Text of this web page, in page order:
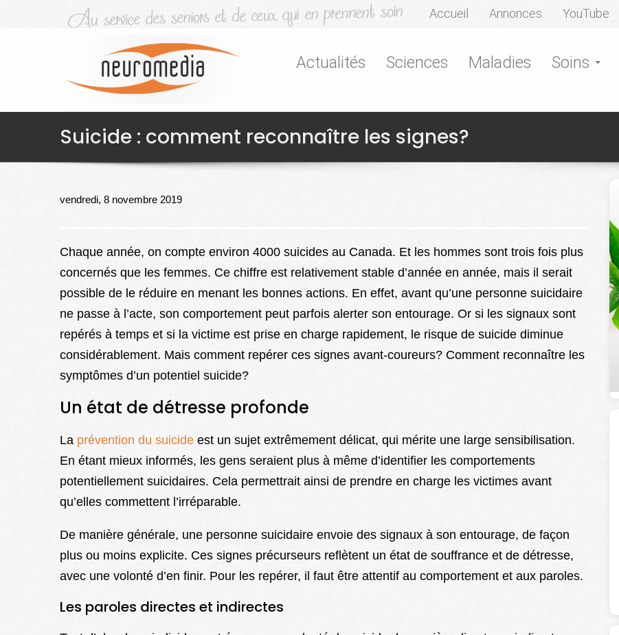
Accueil Annonces YouTube
Actualités Sciences Maladies Soins
Suicide : comment reconnaître les signes?
vendredi, 8 novembre 2019
Chaque année, on compte environ 4000 suicides au Canada. Et les hommes sont trois fois plus
concernés que les femmes. Ce chiffre est relativement stable d’année en année, mais il serait
possible de le réduire en menant les bonnes actions. En effet, avant qu’une personne suicidaire
ne passe à l’acte, son comportement peut parfois alerter son entourage. Or si les signaux sont
repérés à temps et si la victime est prise en charge rapidement, le risque de suicide diminue
considérablement. Mais comment repérer ces signes avant-coureurs? Comment reconnaître les
symptômes d’un potentiel suicide?
Un état de détresse profonde
La prévention du suicide est un sujet extrêmement délicat, qui mérite une large sensibilisation.
En étant mieux informés, les gens seraient plus à même d’identifier les comportements
potentiellement suicidaires. Cela permettrait ainsi de prendre en charge les victimes avant
qu’elles commettent l’irréparable.
De manière générale, une personne suicidaire envoie des signaux à son entourage, de façon
plus ou moins explicite. Ces signes précurseurs reflètent un état de souffrance et de détresse,
avec une volonté d’en finir. Pour les repérer, il faut être attentif au comportement et aux paroles.
Les paroles directes et indirectes